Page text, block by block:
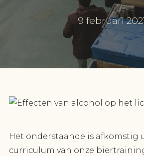
9 februari
Het onderstaande is afkomstig
curriculum van onze